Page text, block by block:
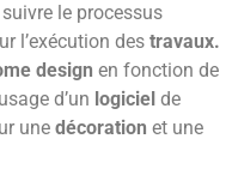
le processus
l’exécution des travaux.
design en fonction de
d’un logiciel de
une décoration et une